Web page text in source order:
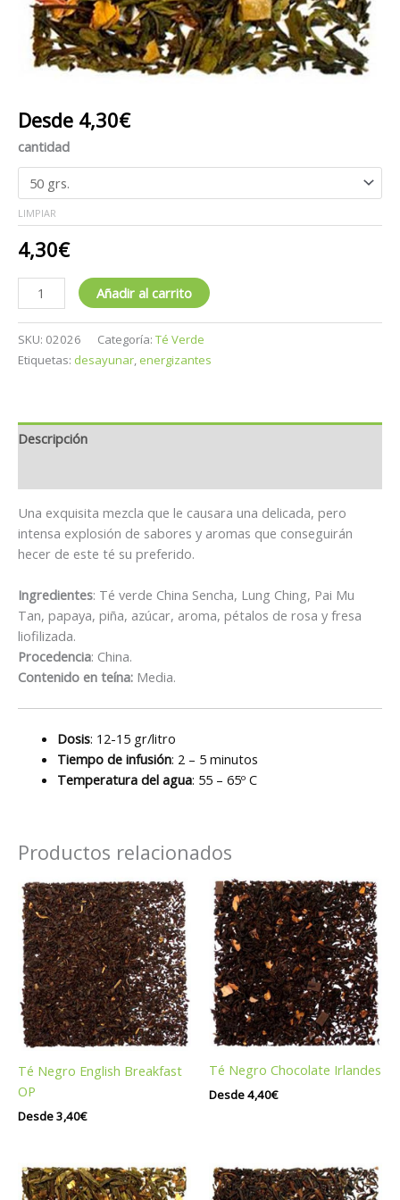
Desde 4,30€
cantidad
LIMPIAR
4,30€
Añadir al carrito
SKU: 02026 Categoría: Té Verde
Etiquetas: desayunar energizantes
Descripción
Una exquisita mezcla que le causara una delicada, pero
intensa explosión de sabores y aromas que conseguirán
hecer de este té su preferido.
Ingredientes: Té verde China Sencha, Lung Ching, Pai Mu
Tan, papaya, piña, azúcar, aroma, pétalos de rosa y fresa
liofilizada.
Procedencia: China.
Contenido en teína: Media.
Dosis: 12-15 gr/litro
Tiempo de infusión: 2 – 5 minutos
Temperatura del agua: 55 – 65º C
Productos relacionados
Té Negro English Breakfast
OP
Desde3,40€
Té Negro Chocolate Irlandes
Desde4,40€